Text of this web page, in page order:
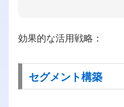
効果的な活用戦略：
セグメント構築